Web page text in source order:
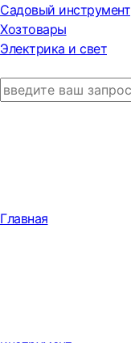
Садовый инструмент
Хозтовары
Электрика и свет
Главная